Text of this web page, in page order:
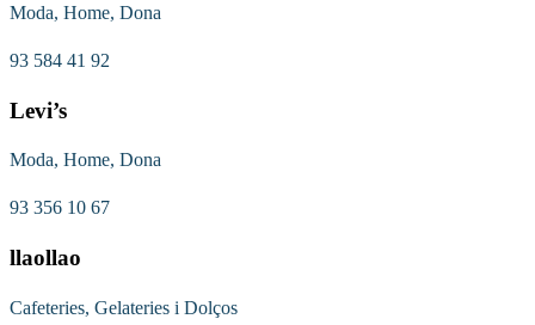
Moda, Home, Dona
93 584 41 92
Levi’s
Moda, Home, Dona
93 356 10 67
llaollao
Cafeteries, Gelateries i Dolços